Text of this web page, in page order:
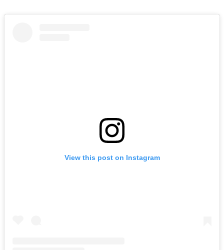
View this post on Instagram